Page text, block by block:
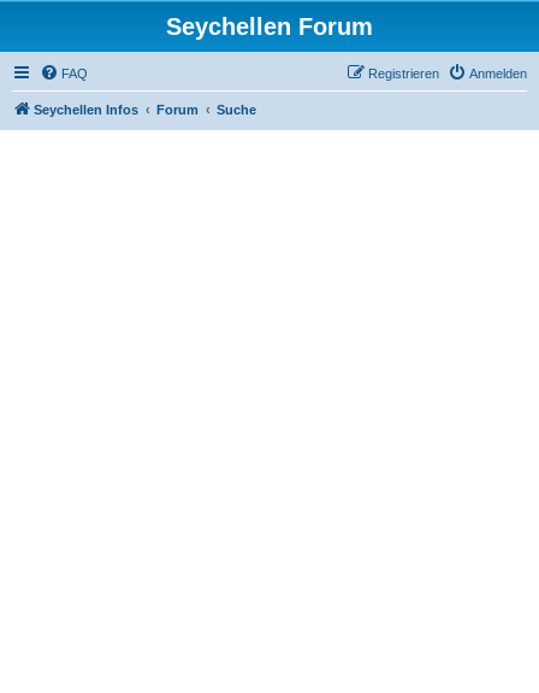
Seychellen Forum
FAQ Anmelden
Registrieren
Seychellen Infos Forum Suche